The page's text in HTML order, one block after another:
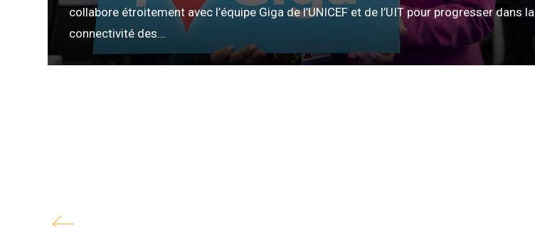
collabore étroitement avec l’équipe Giga de l’UNICEF et de l’UIT pour progresser dans la
connectivité des...